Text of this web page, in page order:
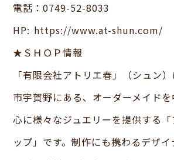
電話：0749-52-8033
HP: https://www.at-shun.com/
★ＳＨＯＰ情報
「有限会社アトリエ春」（シュン
市宇賀野にある、オーダーメイドを
心に様々なジュエリーを提供する
ップ」です。制作にも携わるデザイ